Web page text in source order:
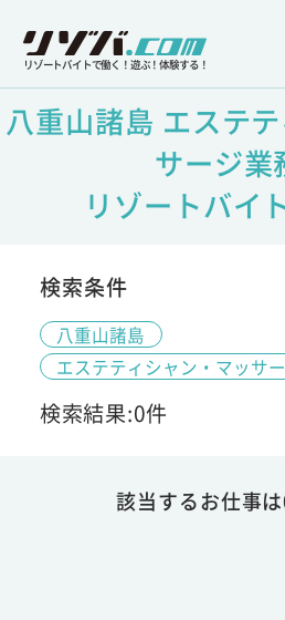
リゾートバイトで働く！遊ぶ！体験する！
八重山諸島 エステ
サージ業
リゾートバイ
検索条件
八重山諸島
エステティシャン・マッサ
検索結果:0件
該当するお仕事